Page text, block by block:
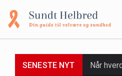
SENESTE NYT